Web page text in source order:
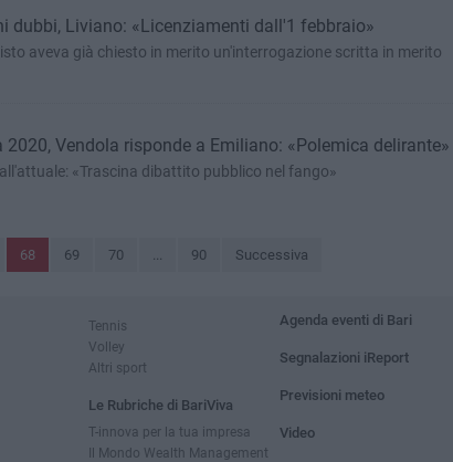
dubbi, Liviano: «Licenziamenti dall'1 febbraio»
aveva già chiesto in merito un'interrogazione scritta in merito
2020, Vendola risponde a Emiliano: «Polemica delirante»
«Trascina dibattito pubblico nel fango»
68 69 70 ... 90 Successiva
Tennis
Volley
Altri sport
Le Rubriche di BariViva
T-innova per la tua impresa
Il Mondo Wealth Management
Agenda eventi di Bari
Segnalazioni iReport
Previsioni meteo
Video